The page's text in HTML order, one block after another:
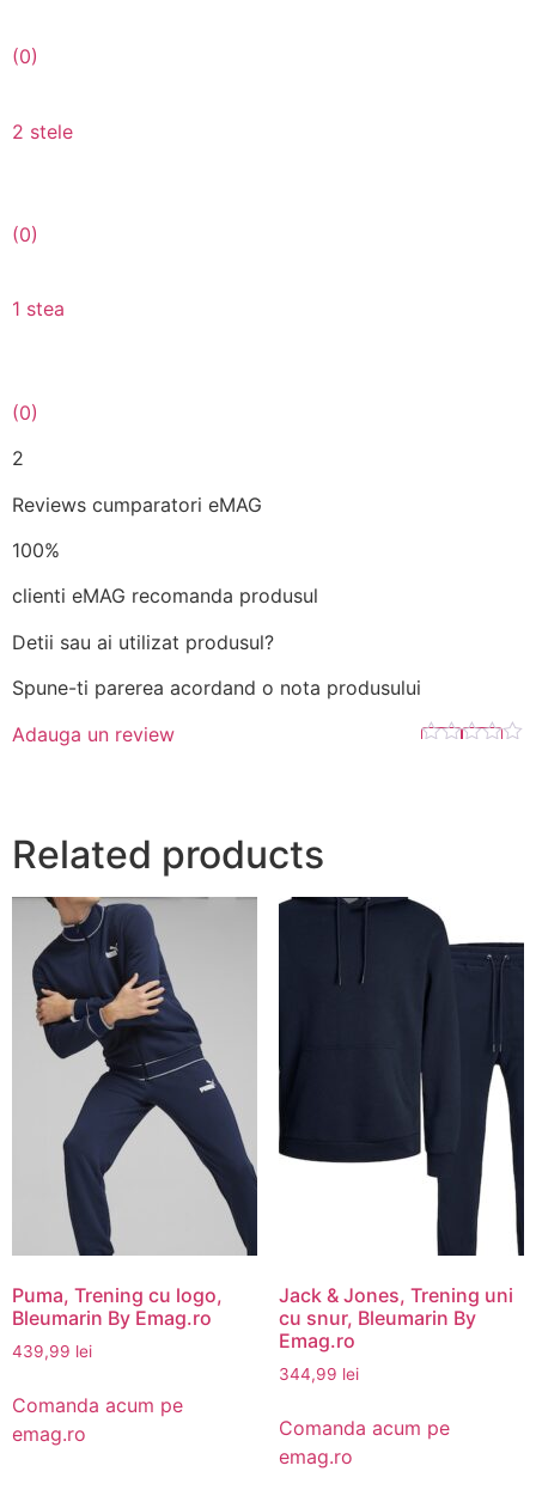
(0)
2 stele
(0)
1 stea
(0)
2
Reviews cumparatori eMAG
100%
clienti eMAG recomanda produsul
Detii sau ai utilizat produsul?
Spune-ti parerea acordand o nota produsului
Adauga un review
Related products
Puma, Trening cu logo,
Bleumarin By Emag.ro
439,99 lei
Comanda acum pe
emag.ro
Jack & Jones, Trening uni
cu snur, Bleumarin By
Emag.ro
344,99 lei
Comanda acum pe
emag.ro